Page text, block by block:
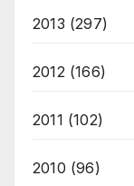
2013 (297)
2012 (166)
2011 (102)
2010 (96)